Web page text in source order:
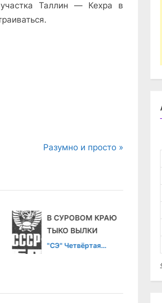
участка Таллин — Кехра в
N
t
o
Разумно и просто
В СУРОВОМ КРАЮ
ТЫКО ВЫЛКИ
"СЭ" Четвёртая